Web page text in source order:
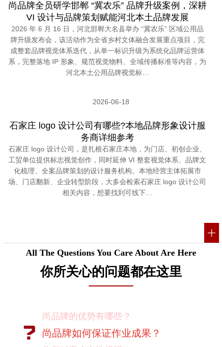
尚品牌全员研学邯郸 “冀农乐” 品牌升级案例，深耕
VI 设计与品牌策划赋能河北本土品牌发展
2026 年 6 月 16 日，河北邯郸大名县举办 “冀农乐” 区域公用品
牌升级发布会，该活动作为全省乡村文体融合发展重点项目，完
成整套品牌视觉体系迭代，从单一标识升级为系统化品牌运营体
系，完整落地 IP 形象、规范视觉物料、全域传播标准等内容，为
河北本土公用品牌视觉标…
2026-06-18
石家庄 logo 设计公司有哪些?本地品牌形象设计服
务商详细参考
石家庄 logo 设计公司，是扎根石家庄本地，为门店、初创企业、
工贸单位提供标志视觉创作，同时延伸 VI 整套视觉体系、品牌文
化梳理、全案品牌策划的设计服务机构。本地经营主体拓展市
场、门店翻新、企业转型阶段，大多会检索石家庄 logo 设计公司
相关内容，想要找到可线下…
All The Questions You Care About Are Here
你所关心的问题都在这里
尚品牌的优势有哪些？
尚品牌如何保证作业成果？